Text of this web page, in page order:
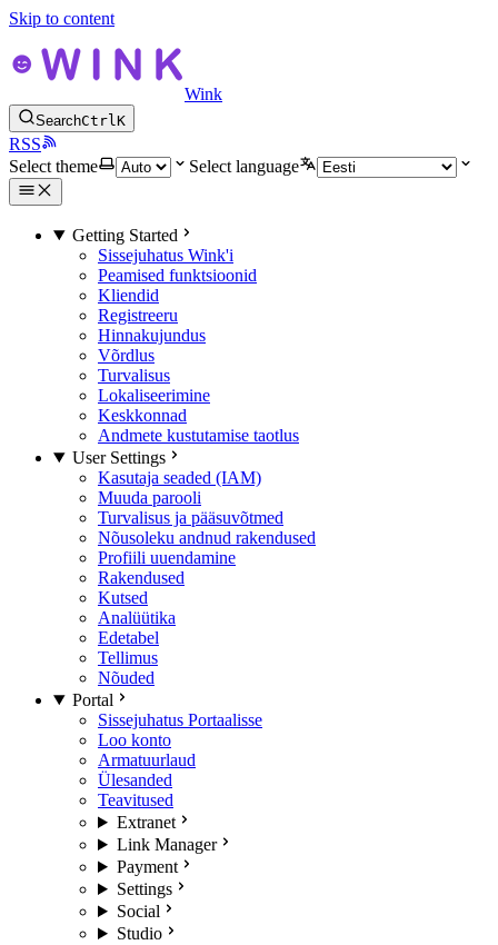
Skip to content
Wink
SearchCtrlK
RSS
Select theme
Select language
Getting Started
Sissejuhatus Wink'i
Peamised funktsioonid
Kliendid
Registreeru
Hinnakujundus
Võrdlus
Turvalisus
Lokaliseerimine
Keskkonnad
Andmete kustutamise taotlus
User Settings
Kasutaja seaded (IAM)
Muuda parooli
Turvalisus ja pääsuvõtmed
Nõusoleku andnud rakendused
Profiili uuendamine
Rakendused
Kutsed
Analüütika
Edetabel
Tellimus
Nõuded
Portal
Sissejuhatus Portaalisse
Loo konto
Armatuurlaud
Ülesanded
Teavitused
Extranet
Link Manager
Payment
Settings
Social
Studio